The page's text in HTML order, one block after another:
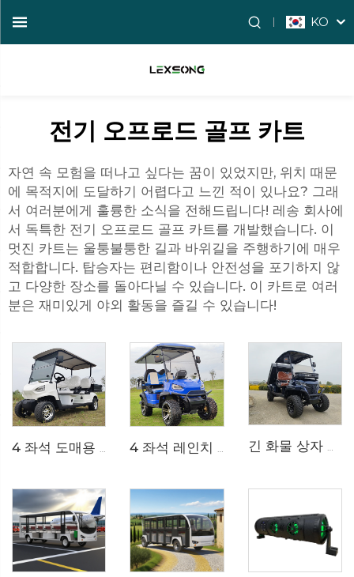
KO
전기 오프로드 골프 카트
자연 속 모험을 떠나고 싶다는 꿈이 있었지만, 위치 때문
에 목적지에 도달하기 어렵다고 느낀 적이 있나요? 그래
서 여러분에게 훌륭한 소식을 전해드립니다! 레송 회사에
서 독특한 전기 오프로드 골프 카트를 개발했습니다. 이
멋진 카트는 울퉁불퉁한 길과 바위길을 주행하기에 매우
적합합니다. 탑승자는 편리함이나 안전성을 포기하지 않
고 다양한 장소를 돌아다닐 수 있습니다. 이 카트로 여러
분은 재미있게 야외 활동을 즐길 수 있습니다!
긴 화물 상자 정원 도구 리조트 유지보수 전기 골프 카트 LS2041HCX